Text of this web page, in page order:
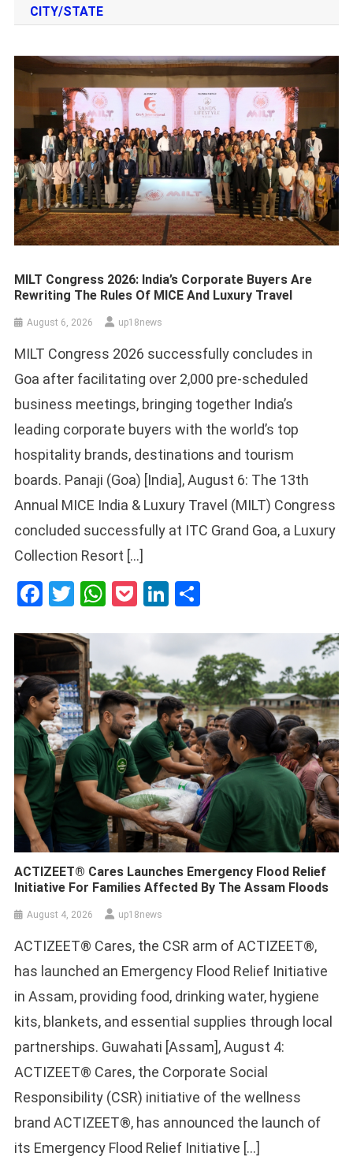
CITY/STATE
MILT Congress 2026: India’s Corporate Buyers Are
Rewriting The Rules Of MICE And Luxury Travel
August 6, 2026 up18news
MILT Congress 2026 successfully concludes in
Goa after facilitating over 2,000 pre-scheduled
business meetings, bringing together India’s
leading corporate buyers with the world’s top
hospitality brands, destinations and tourism
boards. Panaji (Goa) [India], August 6: The 13th
Annual MICE India & Luxury Travel (MILT) Congress
concluded successfully at ITC Grand Goa, a Luxury
Collection Resort […]
Facebook
Twitter
WhatsApp
PocketLinkedIn
ACTIZEET® Cares Launches Emergency Flood Relief
Initiative For Families Affected By The Assam Floods
August 4, 2026 up18news
ACTIZEET® Cares, the CSR arm of ACTIZEET®,
has launched an Emergency Flood Relief Initiative
in Assam, providing food, drinking water, hygiene
kits, blankets, and essential supplies through local
partnerships. Guwahati [Assam], August 4:
ACTIZEET® Cares, the Corporate Social
Responsibility (CSR) initiative of the wellness
brand ACTIZEET®, has announced the launch of
its Emergency Flood Relief Initiative […]